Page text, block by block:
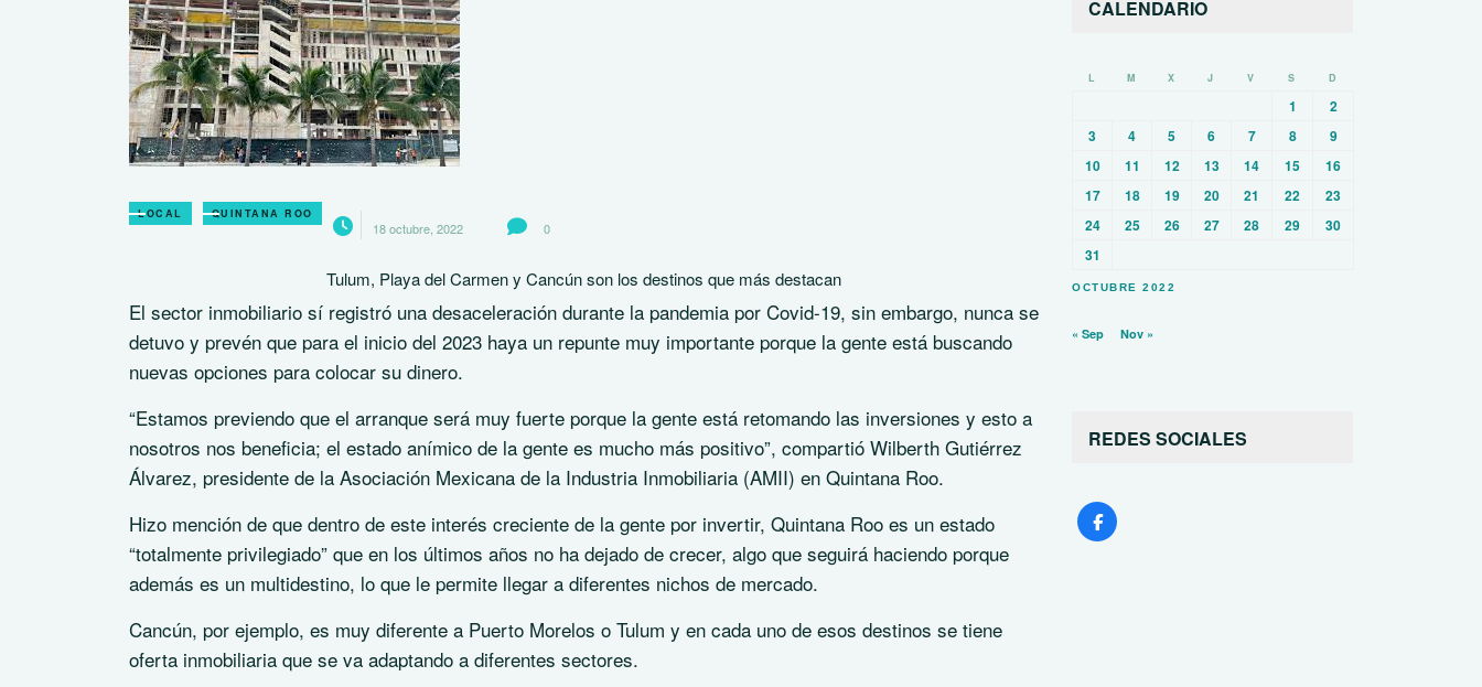
LOCAL QUINTANA ROO
18 octubre, 2022 0
Tulum, Playa del Carmen y Cancún son los destinos que más destacan
El sector inmobiliario sí registró una desaceleración durante la pandemia por Covid-19, sin embargo, nunca se
detuvo y prevén que para el inicio del 2023 haya un repunte muy importante porque la gente está buscando
nuevas opciones para colocar su dinero.
“Estamos previendo que el arranque será muy fuerte porque la gente está retomando las inversiones y esto a
nosotros nos beneficia; el estado anímico de la gente es mucho más positivo”, compartió Wilberth Gutiérrez
Álvarez, presidente de la Asociación Mexicana de la Industria Inmobiliaria (AMII) en Quintana Roo.
Hizo mención de que dentro de este interés creciente de la gente por invertir, Quintana Roo es un estado
“totalmente privilegiado” que en los últimos años no ha dejado de crecer, algo que seguirá haciendo porque
además es un multidestino, lo que le permite llegar a diferentes nichos de mercado.
Cancún, por ejemplo, es muy diferente a Puerto Morelos o Tulum y en cada uno de esos destinos se tiene
oferta inmobiliaria que se va adaptando a diferentes sectores.
CALENDARIO
OCTUBRE 2022
L M X J V S D
1
2
3
4 5 6 7 8
9
10
11 12 13 14 15
16
17
18 19 20 21 22
23
24
25 26 27 28 29
30
31
« Sep Nov »
REDES SOCIALES